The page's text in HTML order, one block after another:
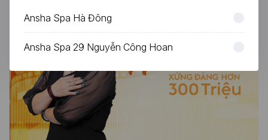
Ansha Spa Hà Đông
Ansha Spa 29 Nguyễn Công Hoan